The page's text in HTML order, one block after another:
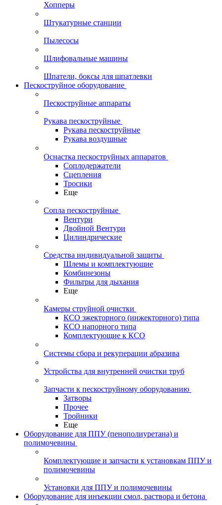
Хопперы
Штукатурные станции
Пылесосы
Шлифовальные машины
Шпатели, боксы для шпатлевки
Пескоструйное оборудование
Пескоструйные аппараты
Рукава пескоструйные
Рукава пескоструйные
Рукава воздушные
Оснастка пескоструйных аппаратов
Соплодержатели
Сцепления
Тросики
Еще
Сопла пескоструйные
Вентури
Двойной Вентури
Цилиндрические
Средства индивидуальной защиты
Шлемы и комплектующие
Комбинезоны
Фильтры для дыхания
Еще
Камеры струйной очистки
КСО эжекторного (инжекторного) типа
КСО напорного типа
Комплектующие к КСО
Системы сбора и рекуперации абразива
Устройства для внутренней очистки труб
Запчасти к пескоструйному оборудованию
Затворы
Прочее
Тройники
Еще
Оборудование для ППУ (пенополиуретана) и
полимочевины
Комплектующие и запчасти к установкам ППУ и
полимочевины
Установки для ППУ и полимочевины
Оборудование для инъекции смол, раствора и бетона